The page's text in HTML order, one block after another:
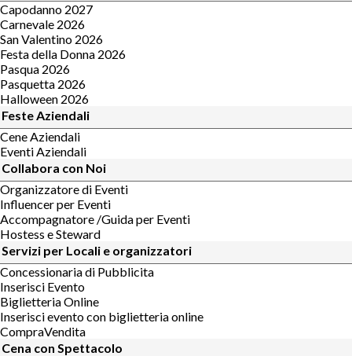
Capodanno 2027
Carnevale 2026
San Valentino 2026
Festa della Donna 2026
Pasqua 2026
Pasquetta 2026
Halloween 2026
Feste Aziendali
Cene Aziendali
Eventi Aziendali
Collabora con Noi
Organizzatore di Eventi
Influencer per Eventi
Accompagnatore /Guida per Eventi
Hostess e Steward
Servizi per Locali e organizzatori
Concessionaria di Pubblicita
Inserisci Evento
Biglietteria Online
Inserisci evento con biglietteria online
CompraVendita
Cena con Spettacolo